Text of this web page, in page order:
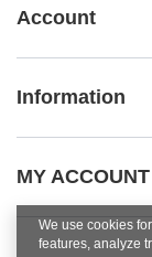
Account
Information
MY ACCOUNT
We use cookies
features, analyze